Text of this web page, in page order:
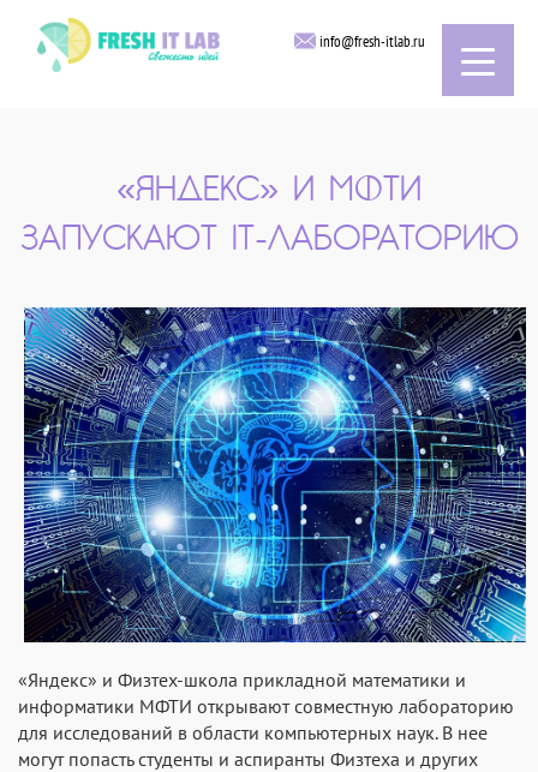
info@fresh-itlab.ru
«ЯНДЕКС» И МФТИ
ЗАПУСКАЮТ IT-ЛАБОРАТОРИЮ
«Яндекс» и Физтех-школа прикладной математики и
информатики МФТИ открывают совместную лабораторию
для исследований в области компьютерных наук. В нее
могут попасть студенты и аспиранты Физтеха и других